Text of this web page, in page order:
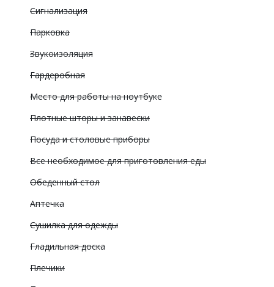
Сигнализация
Парковка
Звукоизоляция
Гардеробная
Место для работы на ноутбуке
Плотные шторы и занавески
Посуда и столовые приборы
Все необходимое для приготовления еды
Обеденный стол
Аптечка
Сушилка для одежды
Гладильная доска
Плечики